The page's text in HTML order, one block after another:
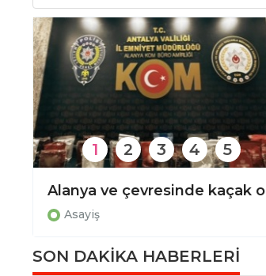
Asayiş
1 2 3 4 5
SON DAKİKA HABERLERİ